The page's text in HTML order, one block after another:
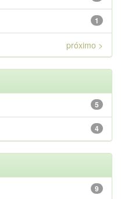
1
próximo >
5
4
9